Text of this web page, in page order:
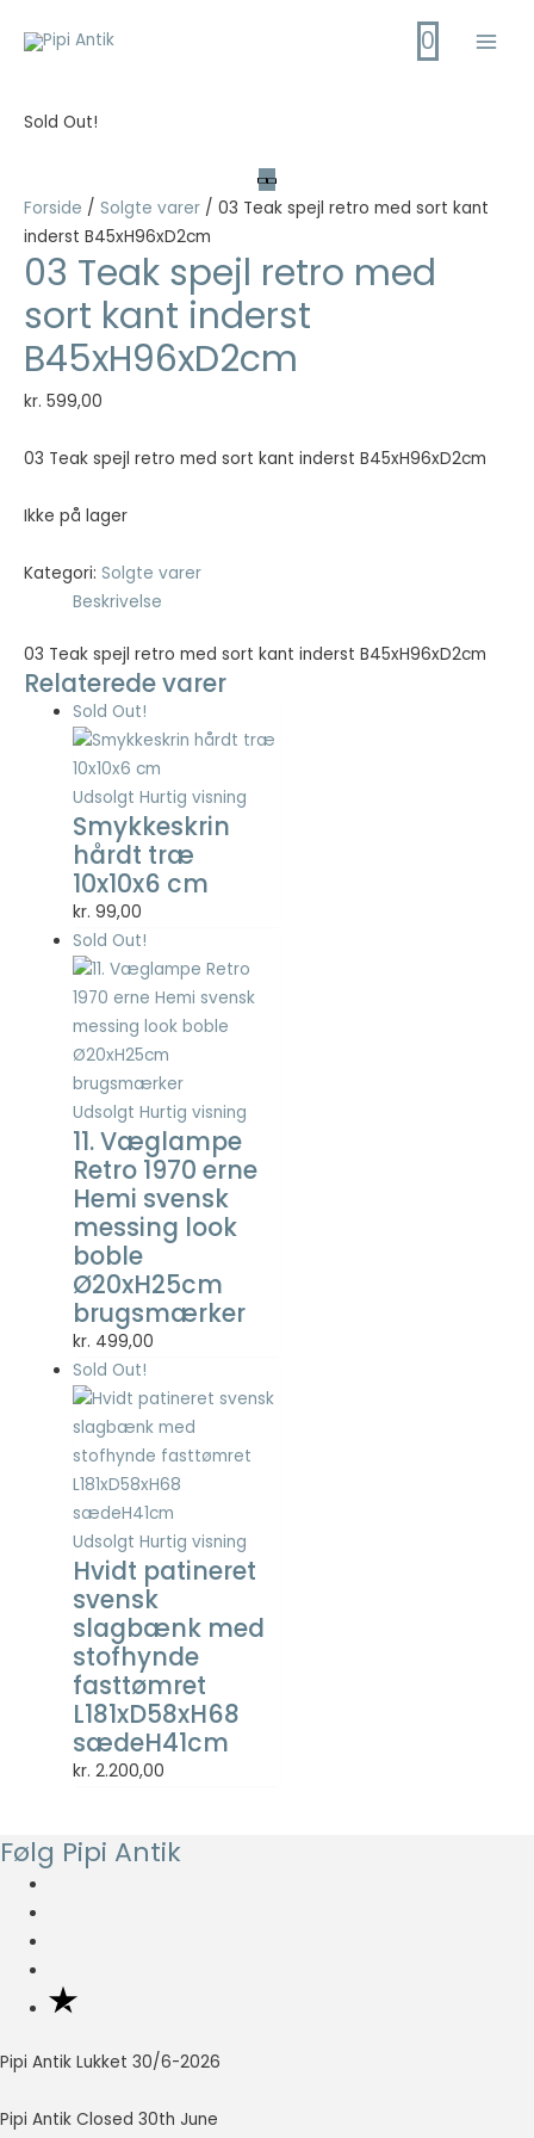
0
Sold Out!
Forside / Solgte varer / 03 Teak spejl retro med sort kant
inderst B45xH96xD2cm
03 Teak spejl retro med
sort kant inderst
B45xH96xD2cm
kr. 599,00
03 Teak spejl retro med sort kant inderst B45xH96xD2cm
Ikke på lager
Kategori: Solgte varer
Beskrivelse
03 Teak spejl retro med sort kant inderst B45xH96xD2cm
Relaterede varer
Sold Out!
Udsolgt Hurtig visning
Smykkeskrin
hårdt træ
10x10x6 cm
kr. 99,00
Sold Out!
Udsolgt Hurtig visning
11. Væglampe
Retro 1970 erne
Hemi svensk
messing look
boble
Ø20xH25cm
brugsmærker
kr. 499,00
Sold Out!
Udsolgt Hurtig visning
Hvidt patineret
svensk
slagbænk med
stofhynde
fasttømret
L181xD58xH68
sædeH41cm
kr. 2.200,00
Følg Pipi Antik
Pipi Antik Lukket 30/6-2026
Pipi Antik Closed 30th June
Nødvendig
cookies hjælper
med at gøre en
hjemmeside
brugbar ved at
aktivere
grundlæggende
funktioner
såsom side-
navigation og
adgang til sikre
områder af
hjemmesiden.
Hjemmesiden
kan ikke fungere
ordentligt uden
disse cookies.
Statistisk
Statistisk
cookies
hjælper
webstedsejere
med at forstå,
hvordan de
besøgende
interagerer
hjemmesider
ved at
indsamle og
rapportere
oplysninger
anonymt.
Oplevelse
For at vores
hjemmeside
skal fungere
så godt som
muligt under
dit besøg.
Hvis du
nægter disse
cookies,
forsvinder en
hjemmesiden.
cookies
bruges til at
besøgende
Hensigten er